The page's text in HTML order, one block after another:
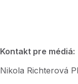
Kontakt pre médiá:
Nikola Richterová